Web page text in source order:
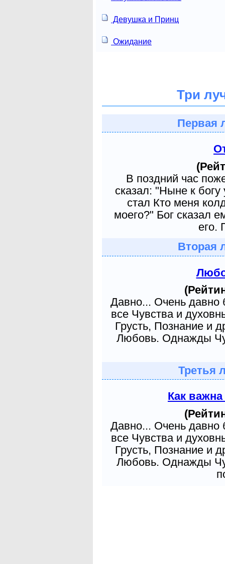
Девушка и Принц
Ожидание
Три
Первая
В поздний час
сказал: "Ныне к
стал Кто меня
моего?" Бог сказал
его.
Вторая
Давно... Очень давно
все Чувства и
Грусть, Познание и
Любовь. Однажды
Третья
Как
Давно... Очень давно
все Чувства и
Грусть, Познание и
Любовь. Однажды